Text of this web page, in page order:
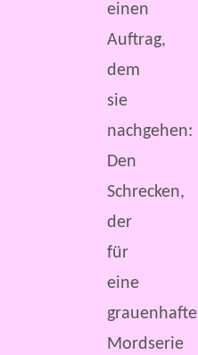
einen
Auftrag,
dem
sie
nachgehen:
Den
Schrecken,
der
für
eine
grauenhafte
Mordserie